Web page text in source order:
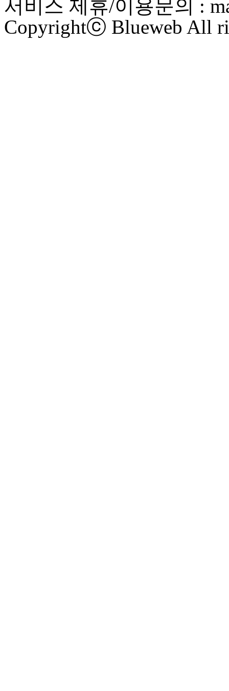
서비스 제휴/이용문의 :
Copyrightⓒ Blueweb All